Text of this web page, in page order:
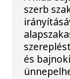
szerb
és